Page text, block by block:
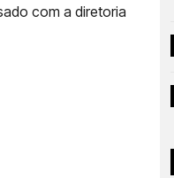
com a diretoria